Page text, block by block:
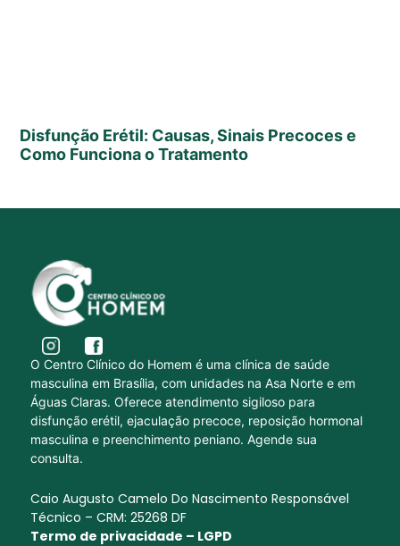
Disfunção Erétil: Causas, Sinais Precoces e
Como Funciona o Tratamento
O Centro Clínico do Homem é uma clínica de saúde
masculina em Brasília, com unidades na Asa Norte e em
Águas Claras. Oferece atendimento sigiloso para
disfunção erétil, ejaculação precoce, reposição hormonal
masculina e preenchimento peniano. Agende sua
consulta.
Caio Augusto Camelo Do Nascimento Responsável
Técnico – CRM: 25268 DF
Termo de privacidade – LGPD